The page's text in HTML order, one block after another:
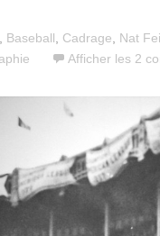
Baseball Cadrage Nat
Afficher les 2